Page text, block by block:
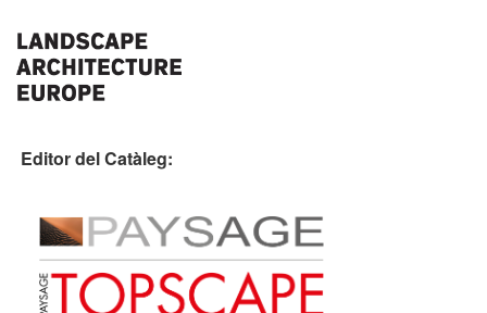
Editor del Catàleg: